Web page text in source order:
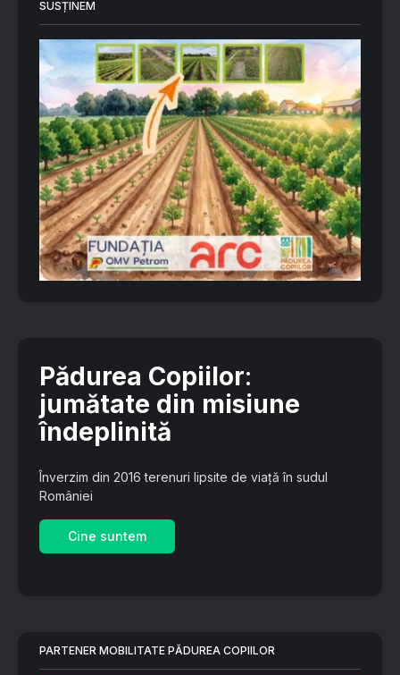
SUSȚINEM
Pădurea Copiilor:
jumătate din misiune
îndeplinită
Înverzim din 2016 terenuri lipsite de viață în sudul
României
Cine suntem
PARTENER MOBILITATE PĂDUREA COPIILOR